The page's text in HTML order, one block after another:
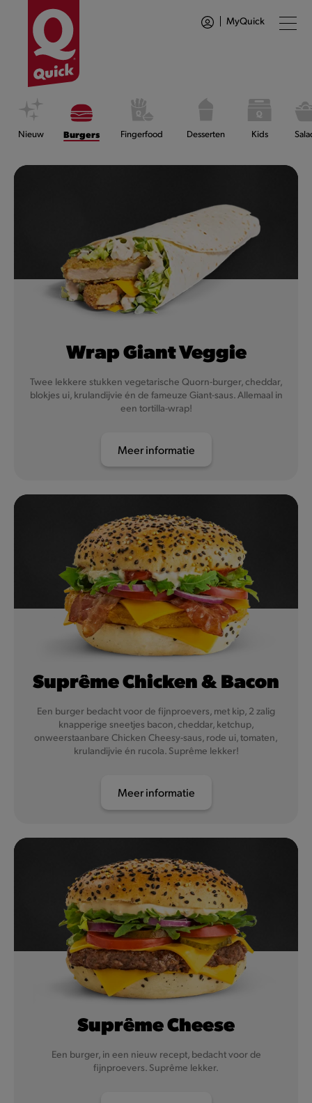
MyQuick
Nieuw Burgers Fingerfood Desserten Kids
Wrap Giant Veggie
Twee lekkere stukken vegetarische Quorn-burger, cheddar,
blokjes ui, krulandijvie én de fameuze Giant-saus. Allemaal in
een tortilla-wrap!
Meer informatie
Suprême Chicken & Bacon
Een burger bedacht voor de fijnproevers, met kip, 2 zalig
knapperige sneetjes bacon, cheddar, ketchup,
onweerstaanbare Chicken Cheesy-saus, rode ui, tomaten,
krulandijvie én rucola. Suprême lekker!
Meer informatie
Suprême Cheese
Een burger, in een nieuw recept, bedacht voor de
fijnproevers. Suprême lekker.